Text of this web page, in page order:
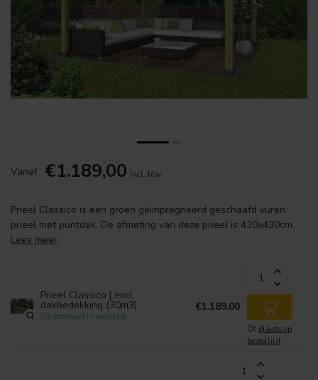
Vanaf €1.189,00 Incl. btw
Prieel Classico is een groen geïmpregneerd geschaafd vuren
prieel met puntdak. De afmeting van deze prieel is 430x430cm,
Lees meer.
Prieel Classico | excl.
dakbedekking (30m3)
Op voorraad in webshop
€1.189,00
Of plaats op
bestellijst